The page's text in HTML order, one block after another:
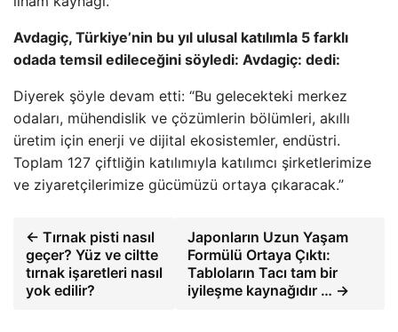
Avdagiç, Türkiye’nin bu yıl ulusal katılımla 5 farklı
odada temsil edileceğini söyledi: Avdagiç: dedi:
Diyerek şöyle devam etti: “Bu gelecekteki merkez
odaları, mühendislik ve çözümlerin bölümleri, akıllı
üretim için enerji ve dijital ekosistemler, endüstri.
Toplam 127 çiftliğin katılımıyla katılımcı şirketlerimize
ve ziyaretçilerimize gücümüzü ortaya çıkaracak.”
← Tırnak pisti nasıl
geçer? Yüz ve ciltte
tırnak işaretleri nasıl
yok edilir?
Japonların Uzun Yaşam
Formülü Ortaya Çıktı:
Tabloların Tacı tam bir
iyileşme kaynağıdır … →